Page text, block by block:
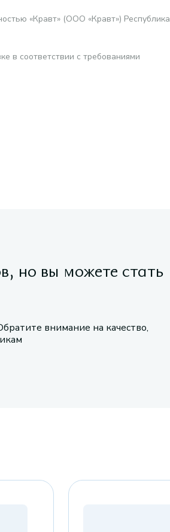
«Кравт» (ООО «Кравт») Республика
в соответствии с требованиями
но вы можете стать
внимание на качество,